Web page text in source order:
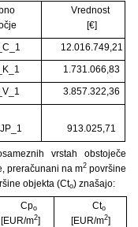
Vrednost
[€]
12.016.749,21
1.731.066,83
3.857.322,36
913.025,71
vrstah obstoječe
preračunani na m2površine
objekta (Cto) znašajo:
Cpo
[EUR/m2]
Cto
[EUR/m2]